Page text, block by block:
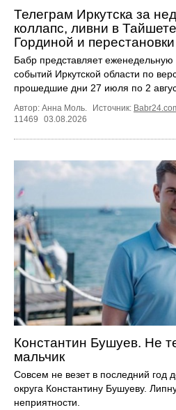
Телеграм Иркутска за
коллапс, ливни в
Гординой и
Бабр представляет еженедельную
событий Иркутской области по
прошедшие дни 27 июля по 2
Автор: Анна Моль. Источник:
11469
03.08.2026
Константин Бушуев. Не
мальчик
Совсем не везет в последний год
округа Константину Бушуеву.
неприятности.